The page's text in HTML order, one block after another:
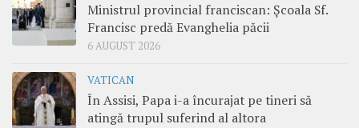
Ministrul provincial franciscan: Școala Sf.
Francisc predă Evanghelia păcii
6 AUGUST 2026
VATICAN
În Assisi, Papa i-a încurajat pe tineri să
atingă trupul suferind al altora